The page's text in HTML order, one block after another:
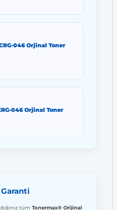
046 Orjinal Toner
046 Orjinal Toner
Garanti
tüm Tonermax® Orijinal